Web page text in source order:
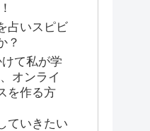
占いスピビ
？
て私が学
オンライ
を作る方
ていきたい